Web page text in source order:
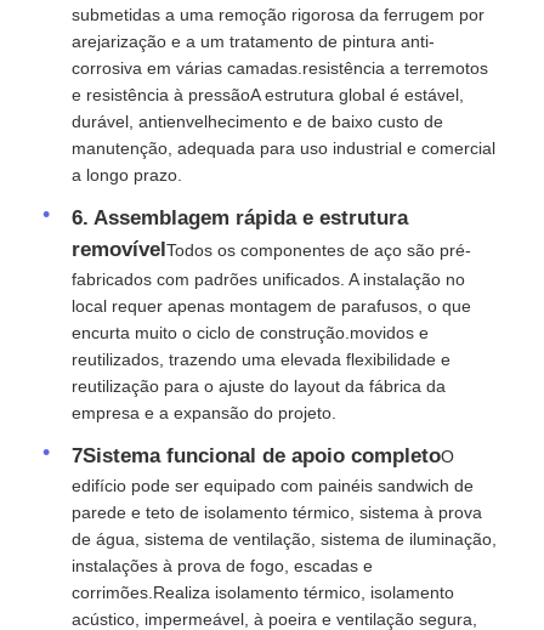
submetidas a uma remoção rigorosa da ferrugem por
arejarização e a um tratamento de pintura anti-
corrosiva em várias camadas.resistência a terremotos
e resistência à pressãoA estrutura global é estável,
durável, antienvelhecimento e de baixo custo de
manutenção, adequada para uso industrial e comercial
a longo prazo.
6. Assemblagem rápida e estrutura
removívelTodos os componentes de aço são pré-
fabricados com padrões unificados. A instalação no
local requer apenas montagem de parafusos, o que
encurta muito o ciclo de construção.movidos e
reutilizados, trazendo uma elevada flexibilidade e
reutilização para o ajuste do layout da fábrica da
empresa e a expansão do projeto.
7Sistema funcional de apoio completoO
edifício pode ser equipado com painéis sandwich de
parede e teto de isolamento térmico, sistema à prova
de água, sistema de ventilação, sistema de iluminação,
instalações à prova de fogo, escadas e
corrimões.Realiza isolamento térmico, isolamento
acústico, impermeável, à poeira e ventilação segura,